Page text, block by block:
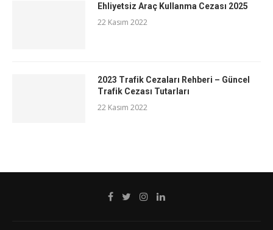
Ehliyetsiz Araç Kullanma Cezası 2025
22 Kasım 2022
2023 Trafik Cezaları Rehberi – Güncel
Trafik Cezası Tutarları
22 Kasım 2022